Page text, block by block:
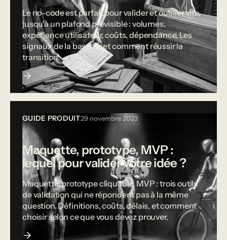
Le no-code est parfait pour valider et outiller vite,
jusqu'à un plafond prévisible : volumes,
expérience utilisateur, coûts, dépendance. Les
signaux de la bascule et comment réussir la
transition.
GUIDE PRODUIT29 novembre 2023
Maquette, prototype, MVP :
lequel pour valider votre idée ?
Maquette, prototype cliquable, MVP : trois outils
de validation qui ne répondent pas à la même
question. Définitions, coûts, délais, et comment
choisir selon ce que vous devez prouver.